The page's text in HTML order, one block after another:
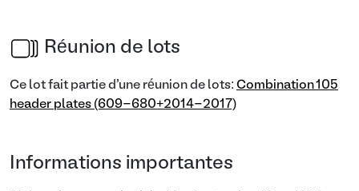
Réunion de lots
Ce lot fait partie d'une réunion de lots: Combination 105
header plates (609-680+2014-2017)
Informations importantes